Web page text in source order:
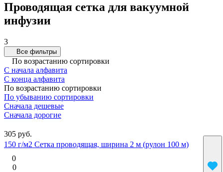
Проводящая сетка для вакуумной
инфузии
3
Все фильтры
По возрастанию сортировки
С начала алфавита
С конца алфавита
По возрастанию сортировки
По убыванию сортировки
Сначала дешевые
Сначала дорогие
305 руб.
150 г/м2 Сетка проводящая, ширина 2 м (рулон 100 м)
0
0